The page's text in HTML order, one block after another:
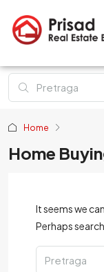
Home
Home
It seems we
Perhaps